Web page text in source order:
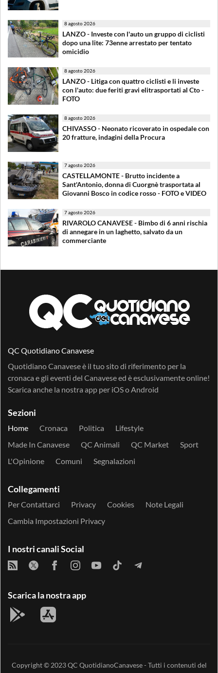
8 agosto 2026
LANZO - Investe con l'auto un gruppo di ciclisti
dopo una lite: 73enne arrestato per tentato
omicidio
8 agosto 2026
LANZO - Litiga con quattro ciclisti e li investe
con l'auto: due feriti gravi elitrasportati al Cto -
FOTO
8 agosto 2026
CHIVASSO - Neonato ricoverato in ospedale con
20 fratture, indagini della Procura
7 agosto 2026
CASTELLAMONTE - Brutto incidente a
Sant'Antonio, donna di Cuorgnè trasportata al
Giovanni Bosco in codice rosso - FOTO e VIDEO
7 agosto 2026
RIVAROLO CANAVESE - Bimbo di 6 anni rischia
di annegare in un laghetto, salvato da un
commerciante
QC Quotidiano Canavese
Quotidiano Canavese è il tuo sito di riferimento per la
cronaca e gli eventi del Canavese ed è esclusivamente online!
Scarica anche la nostra app per iOSoAndroid
Sezioni
Home Cronaca Politica
Lifestyle
Made In Canavese
QC Animali QC Market
Sport
L'Opinione
Comuni Segnalazioni
Collegamenti
Per Contattarci Privacy Cookies
Note Legali
Cambia Impostazioni Privacy
I nostri canali Social
Scarica la nostra app
Copyright © 2023QC QuotidianoCanavese- Tutti i contenuti del